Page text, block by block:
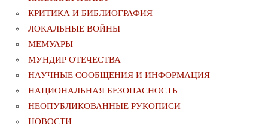
КРИТИКА И БИБЛИОГРАФИЯ
ЛОКАЛЬНЫЕ ВОЙНЫ
МЕМУАРЫ
МУНДИР ОТЕЧЕСТВА
НАУЧНЫЕ СООБЩЕНИЯ И ИНФОРМАЦИЯ
НАЦИОНАЛЬНАЯ БЕЗОПАСНОСТЬ
НЕОПУБЛИКОВАННЫЕ РУКОПИСИ
НОВОСТИ